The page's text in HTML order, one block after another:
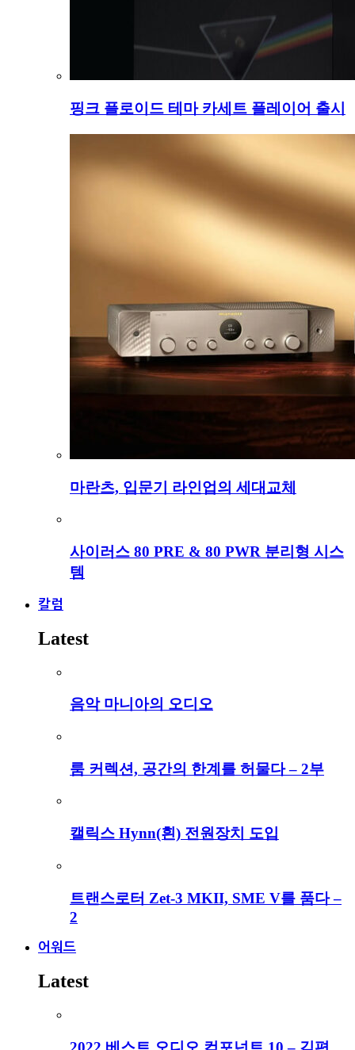
핑크 플로이드 테마 카세트 플레이어 출시
마란츠, 입문기 라인업의 세대교체
사이러스 80 PRE & 80 PWR 분리형 시스
템
칼럼
Latest
음악 마니아의 오디오
룸 커렉션, 공간의 한계를 허물다 – 2부
캘릭스 Hynn(흰) 전원장치 도입
트랜스로터 Zet-3 MKII, SME V를 품다 –
2
어워드
Latest